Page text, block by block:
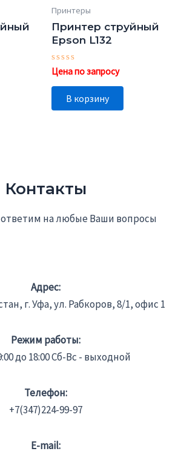
Принтеры
Принтер струйный
Epson L132
Оценка
0
из
В корзину
Контакты
на любые Ваши вопросы
Адрес:
г. Уфа, ул. Рабкоров, 8/1, офис 1
Режим работы:
до 18:00 Сб-Вс - выходной
Телефон:
+7(347)224-99-97
E-mail: